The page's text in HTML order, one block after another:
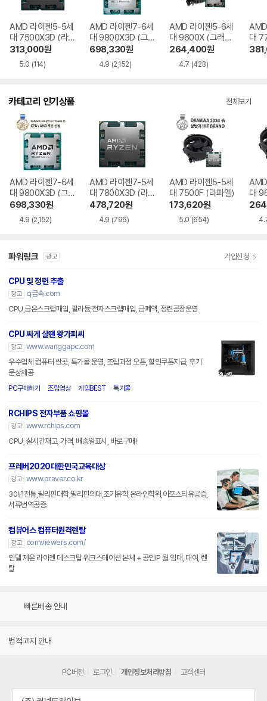
AMD 라이젠5-5세
대 7500X3D (라
파엘) 멀티팩 정품
313,000원
5.0 (114)
AMD 라이젠7-6세
대 9800X3D (그
래니트 릿지) 멀티
698,330원
4.9 (2,152)
AMD 라이젠5-6세
대 9600X (그래니
트 릿지) 멀티팩 정
264,400원
4.7 (423)
대
파엘
카테고리 인기상품 전체보기
AMD 라이젠7-6세
대 9800X3D (그
래니트 릿지)
698,330원
4.9 (2,152)
AMD 라이젠7-5세
대 7800X3D (라
파엘)
478,720원
4.9 (796)
AMD 라이젠5-5세
대 7500F (라파엘)
173,620원
5.0 (654)
대
트
파워링크 광고 가입신청
CPU 및 정련 추출
광고
cj금속.com
CPU,금은스크랩매입, 팔라듐,전자스크랩매입, 금폐액, 정련공장운영
CPU 싸게 살땐 왕가피씨
광고
www.wanggapc.com
우수업체 컴퓨터 싼곳, 특가몰 운영, 조립과정 오픈, 할인쿠폰지급, 후기
문상제공
PC구매하기 조립영상 게임BEST 특가몰
RCHIPS 전자부품 쇼핑몰
광고
www.rchips.com
CPU, 실시간재고, 가격, 배송일표시, 바로구매!
프레버2020대한민국교육대상
광고
www.praver.co.kr
30년전통,필리핀대학,필리핀의대,조기유학,온라인학위,아포스티유공증,
서류번역공증.
컴뷰어스 컴퓨터원격렌탈
광고
comviewers.com/
인텔 제온 라이젠 데스크탑 워크스테이션 본체 + 공인IP 월 임대, 대여, 렌
탈
빠른배송 안내
법적고지 안내
PC버전 로그인 개인정보처리방침 고객센터